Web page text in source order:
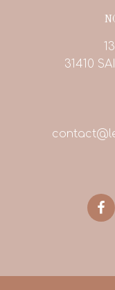
31410